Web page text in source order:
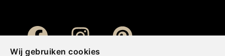
Wij gebruiken cookies